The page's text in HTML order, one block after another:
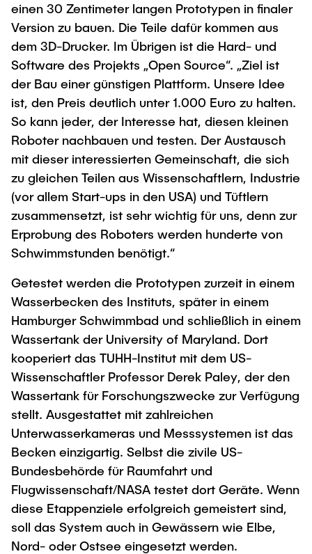
einen 30 Zentimeter langen Prototypen in finaler
Version zu bauen. Die Teile dafür kommen aus
dem 3D-Drucker. Im Übrigen ist die Hard- und
Software des Projekts „Open Source“. „Ziel ist
der Bau einer günstigen Plattform. Unsere Idee
ist, den Preis deutlich unter 1.000 Euro zu halten.
So kann jeder, der Interesse hat, diesen kleinen
Roboter nachbauen und testen. Der Austausch
mit dieser interessierten Gemeinschaft, die sich
zu gleichen Teilen aus Wissenschaftlern, Industrie
(vor allem Start-ups in den USA) und Tüftlern
zusammensetzt, ist sehr wichtig für uns, denn zur
Erprobung des Roboters werden hunderte von
Schwimmstunden benötigt.“
Getestet werden die Prototypen zurzeit in einem
Wasserbecken des Instituts, später in einem
Hamburger Schwimmbad und schließlich in einem
Wassertank der University of Maryland. Dort
kooperiert das TUHH-Institut mit dem US-
Wissenschaftler Professor Derek Paley, der den
Wassertank für Forschungszwecke zur Verfügung
stellt. Ausgestattet mit zahlreichen
Unterwasserkameras und Messsystemen ist das
Becken einzigartig. Selbst die zivile US-
Bundesbehörde für Raumfahrt und
Flugwissenschaft/NASA testet dort Geräte. Wenn
diese Etappenziele erfolgreich gemeistert sind,
soll das System auch in Gewässern wie Elbe,
Nord- oder Ostsee eingesetzt werden.